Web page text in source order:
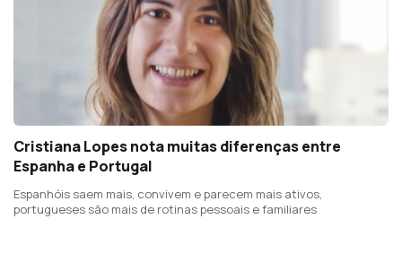
Cristiana Lopes nota muitas diferenças entre
Espanha e Portugal
Espanhóis saem mais, convivem e parecem mais ativos,
portugueses são mais de rotinas pessoais e familiares